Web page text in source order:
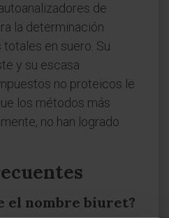
de
la determinación
en suero. Su
y su escasa
no proteicos le
los métodos más
no han logrado
el nombre biuret?